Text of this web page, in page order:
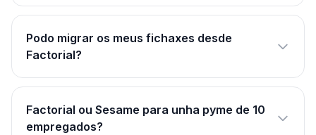
Podo migrar os meus fichaxes desde
Factorial?
Factorial ou Sesame para unha pyme de 10
empregados?